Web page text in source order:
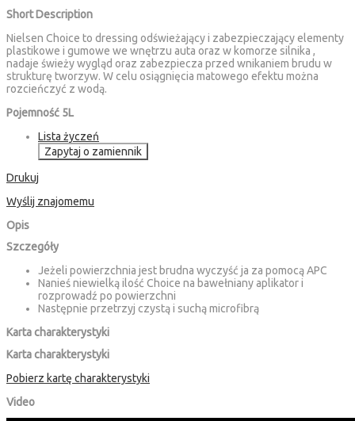
Short Description
Nielsen Choice to dressing odświeżający i zabezpieczający elementy
plastikowe i gumowe we wnętrzu auta oraz w komorze silnika ,
nadaje świeży wygląd oraz zabezpiecza przed wnikaniem brudu w
strukturę tworzyw. W celu osiągnięcia matowego efektu można
rozcieńczyć z wodą.
Pojemność 5L
Lista życzeń
Zapytaj o zamiennik
Drukuj
Wyślij znajomemu
Opis
Szczegóły
Jeżeli powierzchnia jest brudna wyczyść ja za pomocą APC
Nanieś niewielką ilość Choice na bawełniany aplikator i
rozprowadź po powierzchni
Następnie przetrzyj czystą i suchą microfibrą
Karta charakterystyki
Karta charakterystyki
Pobierz kartę charakterystyki
Video